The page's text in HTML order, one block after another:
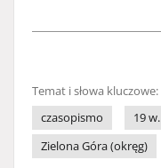
Temat i słowa kluczowe:
czasopismo
19 w.
Zielona Góra (okręg)